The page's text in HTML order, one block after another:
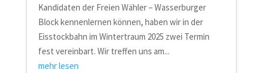
Kandidaten der Freien Wähler – Wasserburger
Block kennenlernen können, haben wir in der
Eisstockbahn im Wintertraum 2025 zwei Termin
fest vereinbart. Wir treffen uns am...
mehr lesen